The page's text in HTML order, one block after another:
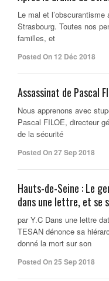
Le mal et
Strasbourg. Toutes nos
familles, et
Posted On 12 Déc 2018
Assassinat de Pascal
Nous apprenons avec
Pascal FILOE, directeur
de la sécurité
Posted On 27 Sep 2018
Hauts-de-Seine : Le
dans une lettre, et se
par Y.C Dans une lettre
TESAN dénonce sa
donné la mort sur son
Posted On 25 Sep 2018